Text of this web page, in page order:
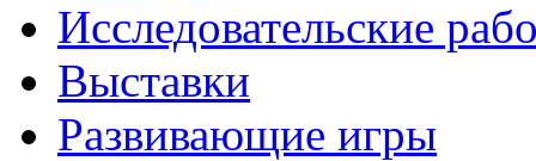
Исследовательские
Выставки
Развивающие игры